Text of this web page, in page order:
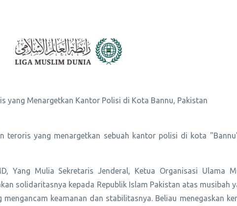
yang Menargetkan Kantor Polisi di Kota Bannu, Pakistan
teroris yang menargetkan sebuah kantor polisi di kota
Yang Mulia Sekretaris Jenderal, Ketua Organisasi Ulama
solidaritasnya kepada Republik Islam Pakistan atas musibah
keamanan dan stabilitasnya. Beliau menegaskan